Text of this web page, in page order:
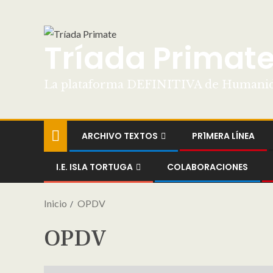
Tríada
La plataforma DEFINITIVA de
ARCHIVO TEXTOS PR1MERA LÍNEA
I.E. ISLA TORTUGA COLABORACIONES
Inicio OPDV
OPDV